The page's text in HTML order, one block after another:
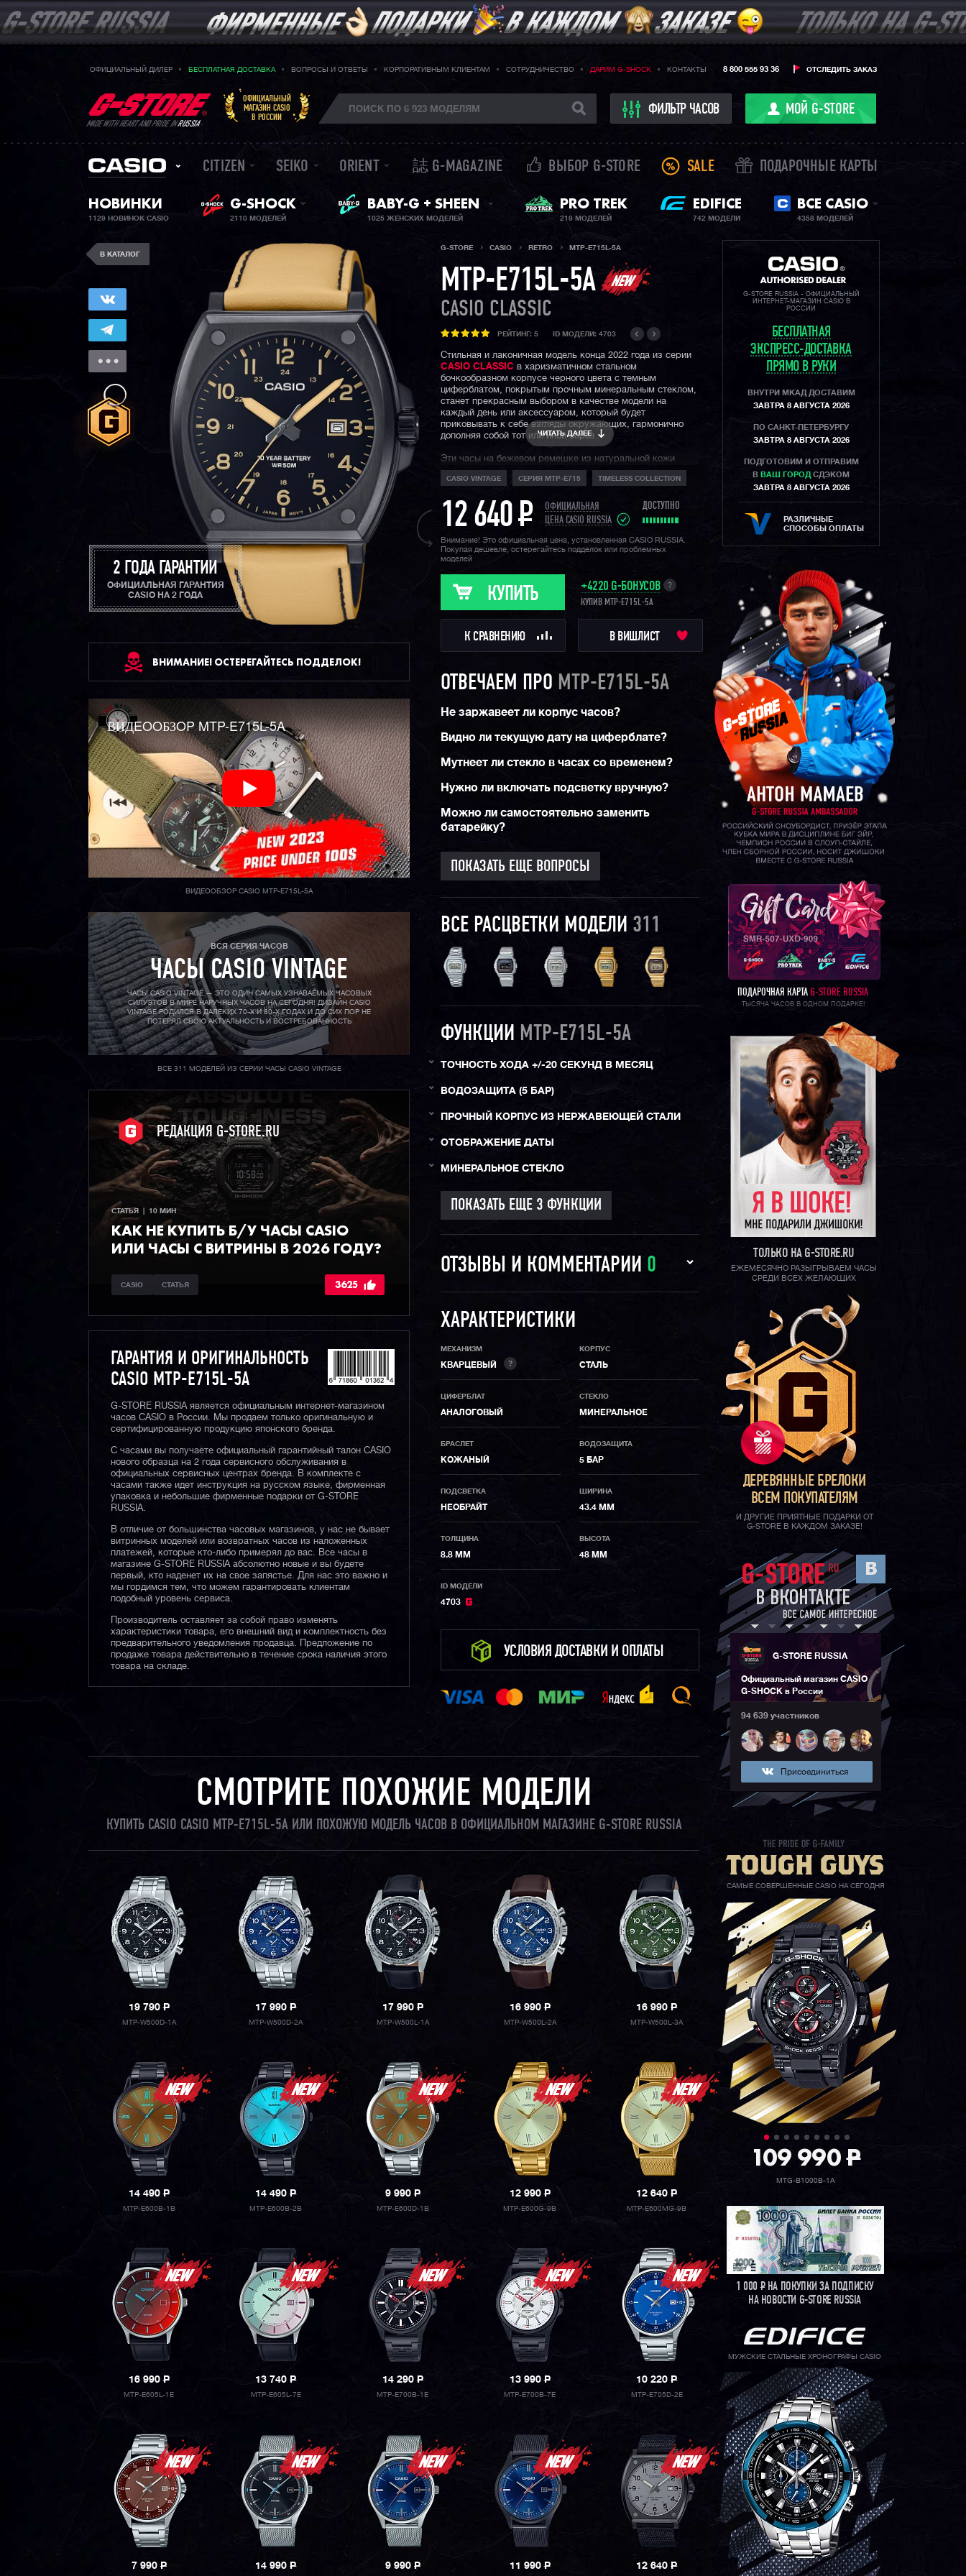
ОФИЦИАЛЬНЫЙ ДИЛЕР БЕСПЛАТНАЯ ДОСТАВКА ВОПРОСЫ И ОТВЕТЫ КОРПОРАТИВНЫМ КЛИЕНТАМ СОТРУДНИЧЕСТВО ДАРИМ G-SHOCK КОНТАКТЫ ОТСЛЕДИТЬ ЗАКАЗ
8 800 555 93 36
MADE WITH HEART AND PRIDE INRUSSIA
ОФИЦИАЛЬНЫЙ
МАГАЗИН CASIO
В РОССИИ
ФИЛЬТР ЧАСОВ МОЙ G-STORE
CITIZEN SEIKO ORIENT 誌 G-MAGAZINE ВЫБОР G-STORE SALE ПОДАРОЧНЫЕ КАРТЫ
НОВИНКИ
1129 НОВИНОК CASIO
G-SHOCK
2110 МОДЕЛЕЙ
ЖЕНСКИЕ ЧАСЫ
BABY-G + SHEEN
1025 ЖЕНСКИХ МОДЕЛЕЙ
PRO TREK
219 МОДЕЛЕЙ
EDIFICE
742 МОДЕЛИ
ВСЕ CASIO
4358 МОДЕЛЕЙ
В КАТАЛОГ
2 ГОДА ГАРАНТИИ
ОФИЦИАЛЬНАЯ ГАРАНТИЯ
CASIO НА 2 ГОДА
ВНИМАНИЕ! ОСТЕРЕГАЙТЕСЬ ПОДДЕЛОК!
ВИДEOOБЗOP MTP-E715L-5A
ВИДЕООБЗОР CASIO MTP-E715L-5A
ВСЯ СЕРИЯ ЧАСОВ
ЧАСЫ CASIO VINTAGE
ЧАСЫ CASIO VINTAGE — ЭТО ОДИН САМЫХ УЗНАВАЕМЫХ ЧАСОВЫХ
СИЛУЭТОВ В МИРЕ НАРУЧНЫХ ЧАСОВ НА СЕГОДНЯ! ДИЗАЙН CASIO
VINTAGE РОДИЛСЯ В ДАЛЕКИХ 70-X И 80-X ГОДАХ И ДО СИХ ПОР НЕ
ПОТЕРЯЛ СВОЮ АКТУАЛЬНОСТЬ И ВОСТРЕБОВАННОСТЬ
ВСЕ 311 МОДЕЛЕЙ ИЗ СЕРИИ ЧАСЫ CASIO VINTAGE
РЕДАКЦИЯ G-STORE.RU
СТАТЬЯ  |  10 МИН
КАК НЕ КУПИТЬ Б/У ЧАСЫ CASIO
ИЛИ ЧАСЫ С ВИТРИНЫ В 2026 ГОДУ?
CASIO СТАТЬЯ 3625
ГАРАНТИЯ И ОРИГИНАЛЬНОСТЬ
CASIO MTP-E715L-5A
G-STORE RUSSIA является официальным интернет-магазином
часов CASIO в России. Мы продаем только оригинальную и
сертифицированную продукцию японского бренда.
С часами вы получаете официальный гарантийный талон CASIO
нового образца на 2 года сервисного обслуживания в
официальных сервисных центрах бренда. В комплекте с
часами также идет инструкция на русском языке, фирменная
упаковка и небольшие фирменные подарки от G-STORE
RUSSIA.
В отличие от большинства часовых магазинов, у нас не бывает
витринных моделей или возвратных часов из наложенных
платежей, которые кто-либо примерял до вас. Все часы в
магазине G-STORE RUSSIA абсолютно новые и вы будете
первый, кто наденет их на свое запястье. Для нас это важно и
мы гордимся тем, что можем гарантировать клиентам
подобный уровень сервиса.
Производитель оставляет за собой право изменять
характеристики товара, его внешний вид и комплектность без
предварительного уведомления продавца. Предложение по
продаже товара действительно в течение срока наличия этого
товара на складе.
G-STORE CASIO RETRO MTP-E715L-5A
MTP-E715L-5A
CASIO CLASSIC
РЕЙТИНГ: 5 ID МОДЕЛИ: 4703
Стильная и лаконичная модель конца 2022 года из серии
CASIO CLASSIC в харизматичном стальном
бочкообразном корпусе черного цвета с темным
циферблатом, покрытым прочным минеральным стеклом,
станет прекрасным выбором в качестве модели на
каждый день или аксессуаром, который будет
приковывать к себе взгляды окружающих, гармонично
дополняя собой тот или иной образ.
Эти часы на бежевом ремешке из натуральной кожи
отображают текущее время и дату, а также обладают
впечатляющим заявленным сроком работы от одной
Напомним, что классическая серия Casio — это младшая
линейка часов CASIO с простым классическим дизайном
без какого-либо серьезного внутреннего функционала.
Эти модели не обладают ударопрочностью и водозащитой
в 200 метров, которой славятся модели
Shock, но идеально подходят тем, для кого часы не
являются многофункциональным девайсом, а скорее
одним из аксессуаров и частью собственного стиля.
ЧИТАТЬ ДАЛЕЕ
CASIO VINTAGE СЕРИЯ MTP-E715 TIMELESS COLLECTION
12 640P
ОФИЦИАЛЬНАЯ
ЦЕНА CASIO RUSSIA
ДОСТУПНО
Внимание! Это официальная цена, установленная CASIO RUSSIA.
Покупая дешевле, остерегайтесь подделок или проблемных
моделей
КУПИТЬ +4220 G-БОНУСОВ
КУПИВ MTP-E715L-5A
?
К СРАВНЕНИЮ В ВИШЛИСТ
ОТВЕЧАЕМ ПРО MTP-E715L-5A
Не заржавеет ли корпус часов?
Видно ли текущую дату на циферблате?
Мутнеет ли стекло в часах со временем?
Нужно ли включать подсветку вручную?
Можно ли самостоятельно заменить
батарейку?
ПОКАЗАТЬ ЕЩЕ ВОПРОСЫ
ВСЕ РАСЦВЕТКИ МОДЕЛИ 311
ФУНКЦИИ MTP-E715L-5A
ТОЧНОСТЬ ХОДА +/-20 СЕКУНД В МЕСЯЦ
ВОДОЗАЩИТА (5 БАР)
ПРОЧНЫЙ КОРПУС ИЗ НЕРЖАВЕЮЩЕЙ СТАЛИ
ОТОБРАЖЕНИЕ ДАТЫ
МИНЕРАЛЬНОЕ СТЕКЛО
ОТЗЫВЫ И КОММЕНТАРИИ 0
ХАРАКТЕРИСТИКИ
МЕХАНИЗМ
КВАРЦЕВЫЙ ?
КОРПУС
СТАЛЬ
ЦИФЕРБЛАТ
АНАЛОГОВЫЙ
СТЕКЛО
МИНЕРАЛЬНОЕ
БРАСЛЕТ
КОЖАНЫЙ
ВОДОЗАЩИТА
5 БАР
ПОДСВЕТКА
НЕОБРАЙТ
ШИРИНА
43.4 ММ
ТОЛЩИНА
8.8 ММ
ВЫСОТА
48 ММ
ID МОДЕЛИ
4703
УСЛОВИЯ ДОСТАВКИ И ОПЛАТЫ
СМОТРИТЕ ПОХОЖИЕ МОДЕЛИ
КУПИТЬ CASIO CASIO MTP-E715L-5A ИЛИ ПОХОЖУЮ МОДЕЛЬ ЧАСОВ В ОФИЦИАЛЬНОМ МАГАЗИНЕ G-STORE RUSSIA
19 790P
MTP-W500D-1A
17 990P
MTP-W500D-2A
17 990 P
MTP-W500L-1A
16 990P
MTP-W500L-2A
16 990P
MTP-W500L-3A
14 490P
MTP-E600B-1B
14 490P
MTP-E600B-2B
9 990 P
MTP-E600D-1B
12 990P
MTP-E600G-9B
12 640P
MTP-E600MG-9B
16 990P
MTP-E605L-1E
13 740P
MTP-E605L-7E
14 290 P
MTP-E700B-1E
13 990P
MTP-E700B-7E
10 220P
MTP-E705D-2E
7 990P 14 990P 9 990 P 11 990P 12 640P
G-STORE RUSSIA - ОФИЦИАЛЬНЫЙ
ИНТЕРНЕТ-МАГАЗИН CASIO В
РОССИИ
БЕСПЛАТНАЯ
ЭКСПРЕСС-ДОСТАВКА
ПРЯМО В РУКИ
ВНУТРИ МКАД ДОСТАВИМ
ЗАВТРА 8 АВГУСТА 2026
ПО САНКТ-ПЕТЕРБУРГУ
ЗАВТРА 8 АВГУСТА 2026
ПОДГОТОВИМ И ОТПРАВИМ
В ВАШ ГОРОД СДЭКОМ
ЗАВТРА 8 АВГУСТА 2026
РАЗЛИЧНЫЕ
СПОСОБЫ ОПЛАТЫ
ПОДАРОЧНАЯ КАРТА G-STORE RUSSIA
ТЫСЯЧА ЧАСОВ В ОДНОМ ПОДАРКЕ!
ТОЛЬКО НА G-STORE.RU
ЕЖЕМЕСЯЧНО РАЗЫГРЫВАЕМ ЧАСЫ
СРЕДИ ВСЕХ ЖЕЛАЮЩИХ
ДЕРЕВЯННЫЕ БРЕЛОКИ
ВСЕМ ПОКУПАТЕЛЯМ
И ДРУГИЕ ПРИЯТНЫЕ ПОДАРКИ ОТ
G-STORE В КАЖДОМ ЗАКАЗЕ!
G-STORE RUSSIA
Официальный магазин CASIO
G-SHOCK в России
94 639 участников
Присоединиться
САМЫЕ СОВЕРШЕННЫЕ CASIO НА СЕГОДНЯ
109 990P
MTG-B1000B-1A
1 000РНА ПОКУПКИ ЗА ПОДПИСКУ
НА НОВОСТИ G-STORE RUSSIA
МУЖСКИЕ СТАЛЬНЫЕ ХРОНОГРАФЫ CASIO